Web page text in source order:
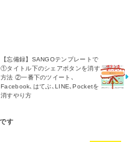
【忘備録】SANGOテンプレートで
①タイトル下のシェアボタンを消す
方法 ②一番下のツイート､
Facebook､はてぶ､LINE､Pocketを
消すやり方